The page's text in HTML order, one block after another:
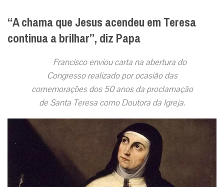
“A chama que Jesus acendeu em Teresa
continua a brilhar”, diz Papa
Francisco enviou carta na abertura do
Congresso realizado por ocasião das
comemorações dos 50 anos da proclamação
de Santa Teresa como Doutora da Igreja.